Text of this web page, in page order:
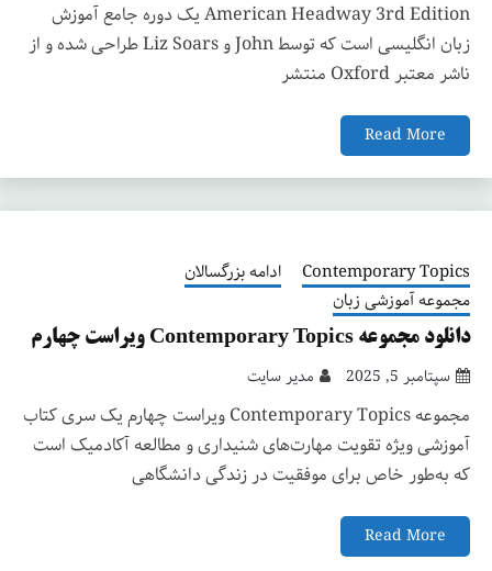
American Headway 3rd Edition یک دوره جامع آموزش
زبان انگلیسی است که توسط John و Liz Soars طراحی شده و از
ناشر معتبر Oxford منتشر
Read More
Contemporary Topics
ادامه بزرگسالان
مجموعه آموزشی زبان
دانلود مجموعه Contemporary Topics ویراست چهارم
سپتامبر 5, 2025 مدیر سایت
مجموعه Contemporary Topics ویراست چهارم یک سری کتاب
آموزشی ویژه تقویت مهارت‌های شنیداری و مطالعه آکادمیک است
که به‌طور خاص برای موفقیت در زندگی دانشگاهی
Read More